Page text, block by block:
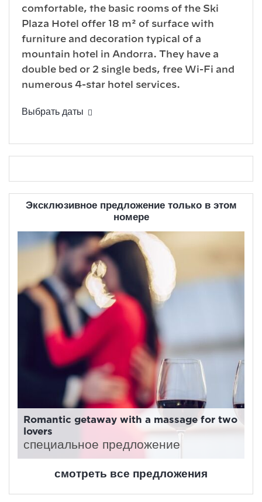
comfortable, the basic rooms of the Ski
Plaza Hotel offer 18 m² of surface with
furniture and decoration typical of a
mountain hotel in Andorra. They have a
double bed or 2 single beds, free Wi-Fi and
numerous 4-star hotel services.
Выбрать даты
Эксклюзивное предложение только в этом
номере
Romantic getaway with a massage for two
lovers
специальное предложение
смотреть все предложения